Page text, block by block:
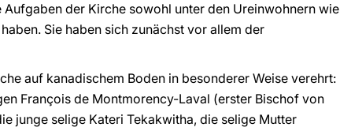
der Kirche sowohl unter den Ureinwohnern wie
Sie haben sich zunächst vor allem der
auf kanadischem Boden in besonderer Weise verehrt:
François de Montmorency-Laval (erster Bischof von
junge selige Kateri Tekakwitha, die selige Mutter